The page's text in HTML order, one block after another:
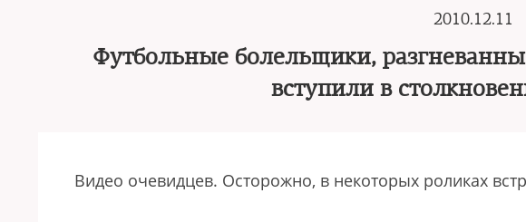
2010.12.11
Футбольные болельщики,
вступили в
Видео очевидцев. Осторожно, в некоторых роликах